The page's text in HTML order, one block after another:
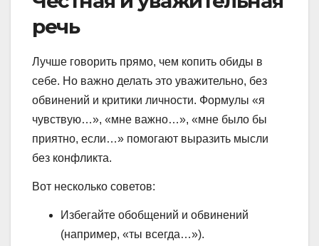
речь
Лучше говорить прямо, чем копить обиды в
себе. Но важно делать это уважительно, без
обвинений и критики личности. Формулы «я
чувствую…», «мне важно…», «мне было бы
приятно, если…» помогают выразить мысли
без конфликта.
Вот несколько советов:
Избегайте обобщений и обвинений
(например, «ты всегда…»).